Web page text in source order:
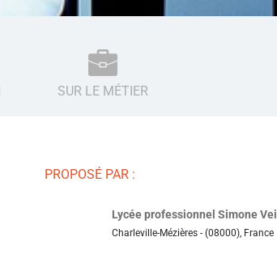
SUR LE MÉTIER
PROPOSÉ PAR :
Lycée professionnel Simone Veil
Charleville-Mézières - (08000), France